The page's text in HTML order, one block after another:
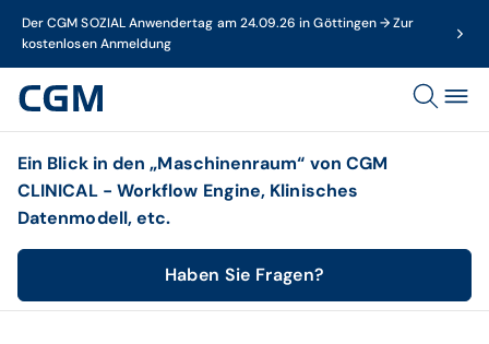
Der CGM SOZIAL Anwendertag am 24.09.26 in Göttingen → Zur
kostenlosen Anmeldung
Ein Blick in den „Maschinenraum“ von CGM
CLINICAL - Workflow Engine, Klinisches
Datenmodell, etc.
Haben Sie Fragen?